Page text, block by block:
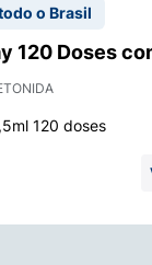
o Brasil
120 Doses
120 doses